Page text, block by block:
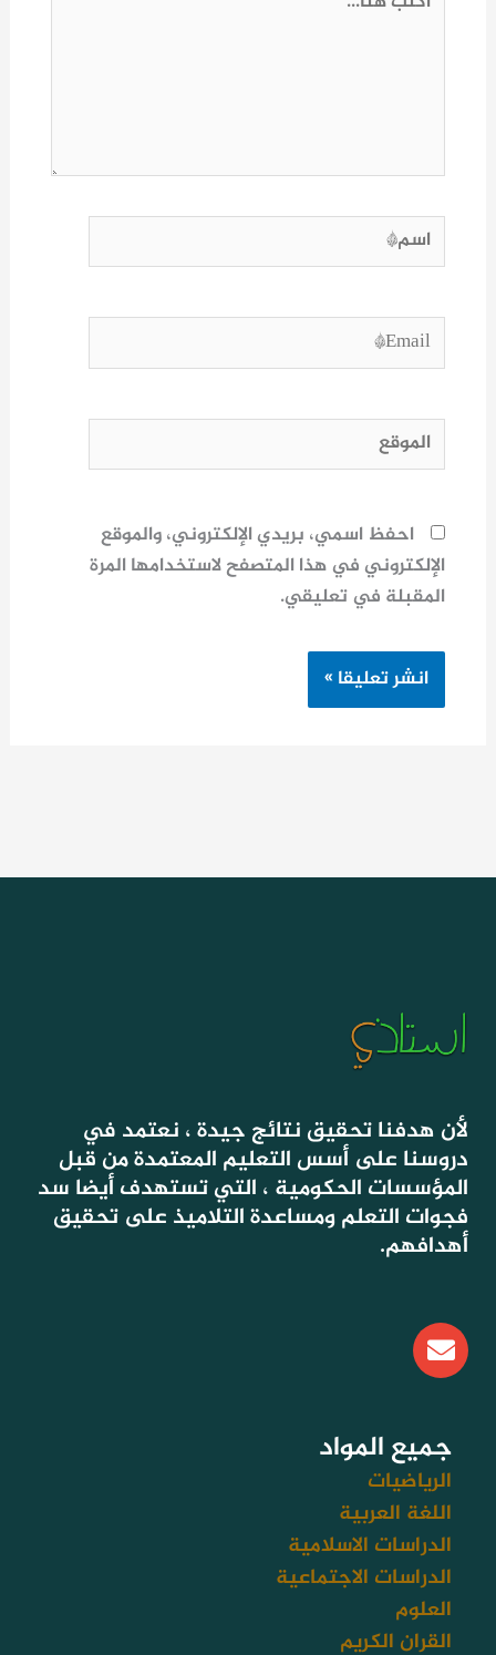
اسم*
Email*
الموقع
احفظ اسمي، بريدي الإلكتروني، والموقع
الإلكتروني في هذا المتصفح لاستخدامها المرة
المقبلة في تعليقي.
لأن هدفنا تحقيق نتائج جيدة ، نعتمد في
دروسنا على أسس التعليم المعتمدة من قبل
المؤسسات الحكومية ، التي تستهدف أيضا سد
فجوات التعلم ومساعدة التلاميذ على تحقيق
أهدافهم.
E
n
v
l
o
p
e
جميع المواد
الرياضيات
اللغة العربية
الدراسات الاسلامية
الدراسات الاجتماعية
العلوم
القران الكريم